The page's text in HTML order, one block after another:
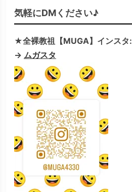
気軽にDMください♪
★全裸教祖【MUGA】インスタ:
→ ムガスタ